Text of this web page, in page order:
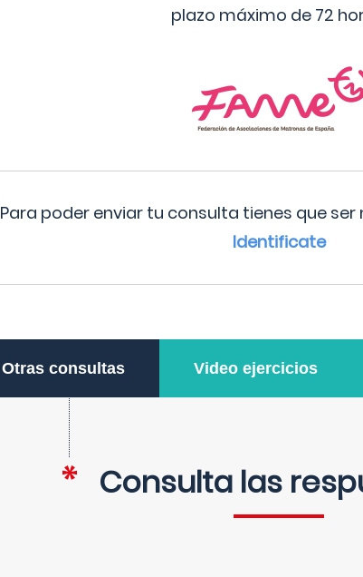
plazo máximo de 72
Para poder enviar tu consulta tienes que ser
Identificate
Otras consultas Video ejercicios
Consulta las